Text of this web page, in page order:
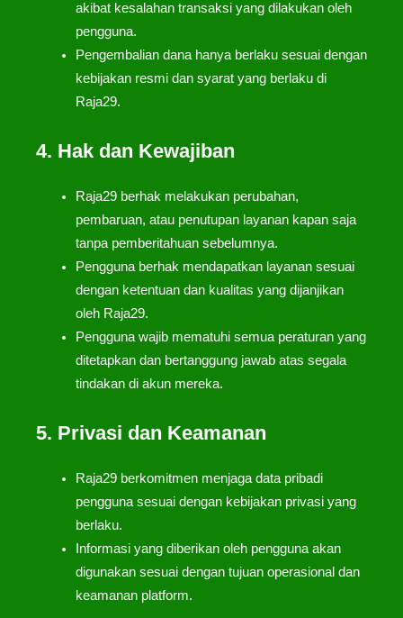
akibat kesalahan transaksi yang dilakukan oleh
pengguna.
Pengembalian dana hanya berlaku sesuai dengan
kebijakan resmi dan syarat yang berlaku di
Raja29.
4. Hak dan Kewajiban
Raja29 berhak melakukan perubahan,
pembaruan, atau penutupan layanan kapan saja
tanpa pemberitahuan sebelumnya.
Pengguna berhak mendapatkan layanan sesuai
dengan ketentuan dan kualitas yang dijanjikan
oleh Raja29.
Pengguna wajib mematuhi semua peraturan yang
ditetapkan dan bertanggung jawab atas segala
tindakan di akun mereka.
5. Privasi dan Keamanan
Raja29 berkomitmen menjaga data pribadi
pengguna sesuai dengan kebijakan privasi yang
berlaku.
Informasi yang diberikan oleh pengguna akan
digunakan sesuai dengan tujuan operasional dan
keamanan platform.